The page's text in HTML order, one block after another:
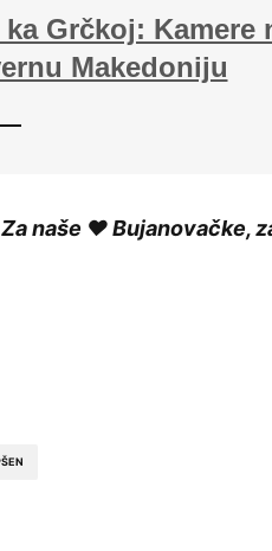
Grčkoj: Kamere
Makedoniju
naše ❤️ Bujanovačke,